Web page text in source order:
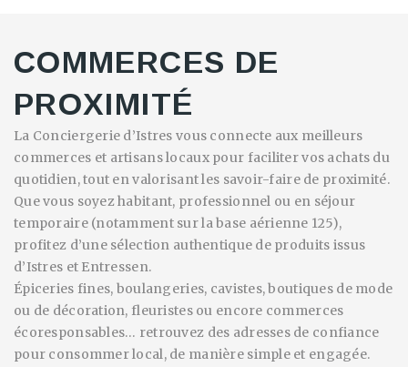
COMMERCES DE
PROXIMITÉ
La Conciergerie d’Istres vous connecte aux meilleurs
commerces et artisans locaux pour faciliter vos achats du
quotidien, tout en valorisant les savoir-faire de proximité.
Que vous soyez habitant, professionnel ou en séjour
temporaire (notamment sur la base aérienne 125),
profitez d’une sélection authentique de produits issus
d’Istres et Entressen.
Épiceries fines, boulangeries, cavistes, boutiques de mode
ou de décoration, fleuristes ou encore commerces
écoresponsables… retrouvez des adresses de confiance
pour consommer local, de manière simple et engagée.